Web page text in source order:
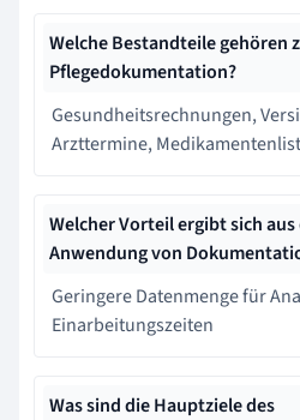
Welche Bestandteile gehören
Pflegedokumentation?
Gesundheitsrechnungen,
Arzttermine,
Welcher Vorteil ergibt sich
Anwendung von
Geringere Datenmenge für
Einarbeitungszeiten
Was sind die Hauptziele des